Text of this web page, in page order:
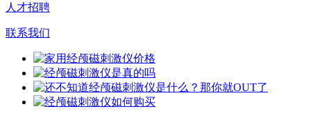
人才招聘
联系我们